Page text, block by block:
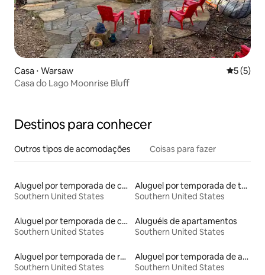
Casa ⋅ Warsaw 5 de
5 (5)
Casa do Lago Moonrise Bluff
Destinos para conhecer
Outros tipos de acomodações Coisas para fazer
Aluguel por temporada de casas de veraneio
Southern United States
Aluguel por temporada de torres
Southern United States
Aluguel por temporada de casas na árvore
Southern United States
Aluguéis de apartamentos
Southern United States
Aluguel por temporada de ranchos
Southern United States
Aluguel por temporada de apart-hotéis
Southern United States